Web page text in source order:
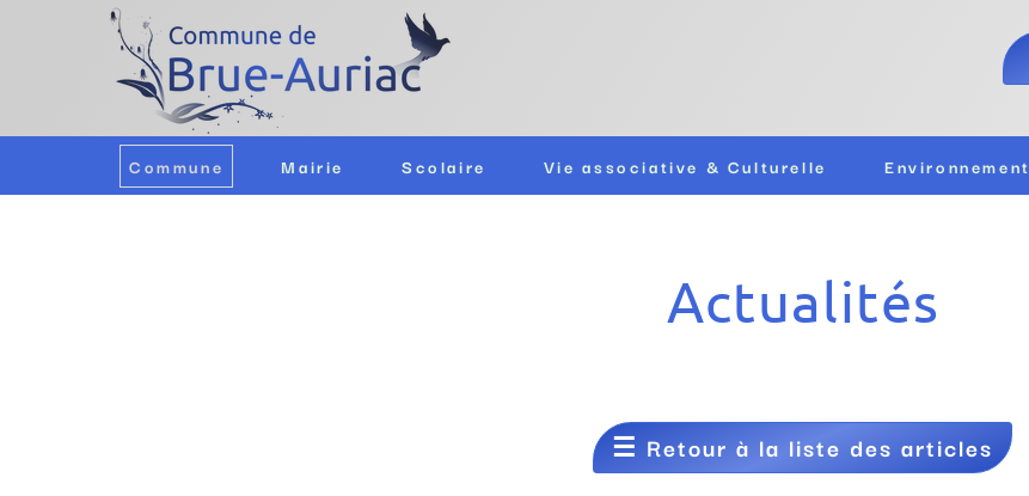
Commune Mairie Scolaire Vie associative & Culturelle Environnement
Actualités
☰ Retour à la liste des articles